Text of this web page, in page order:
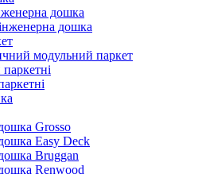
дошка
дошка
модульний паркет
Grosso
Easy Deck
Bruggan
Renwood